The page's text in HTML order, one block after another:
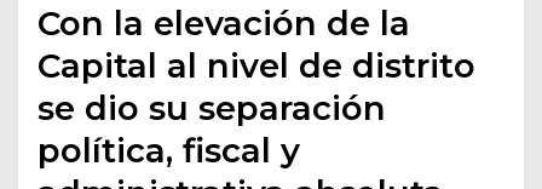
Con la elevación de la
Capital al nivel de distrito
se dio su separación
política, fiscal y